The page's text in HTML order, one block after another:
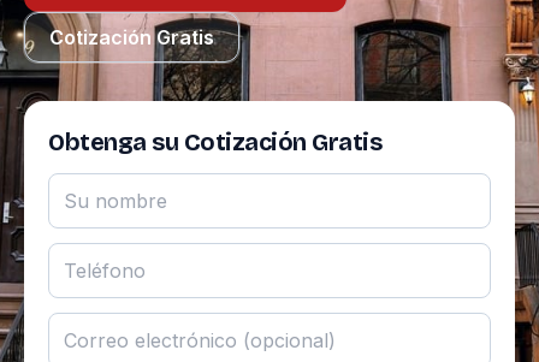
Cotización Gratis
Obtenga su Cotización Gratis